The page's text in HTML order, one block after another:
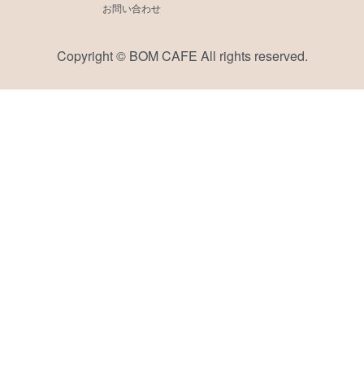
お問い合わせ
Copyright © BOM CAFE All rights reserved.